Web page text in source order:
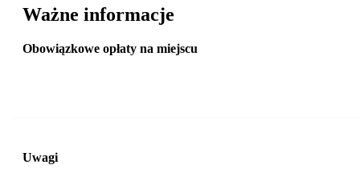
Ważne informacje
Obowiązkowe opłaty na miejscu
Uwagi